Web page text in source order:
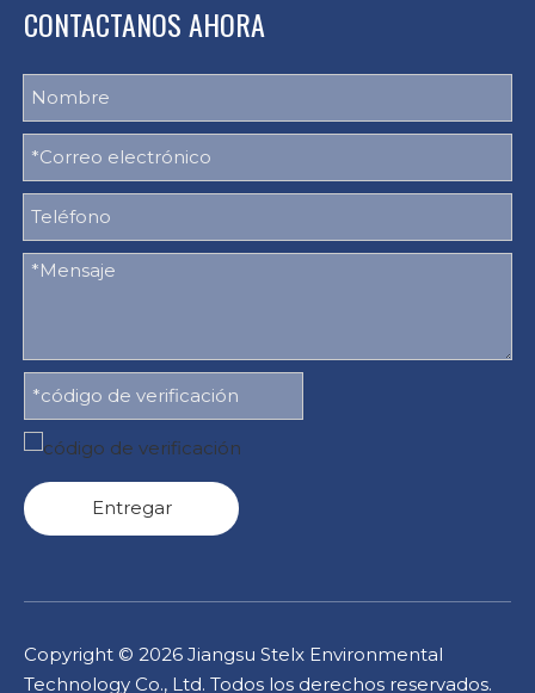
CONTACTANOS AHORA
Entregar
Copyright © 2026 Jiangsu Stelx Environmental
Technology Co., Ltd. Todos los derechos reservados.